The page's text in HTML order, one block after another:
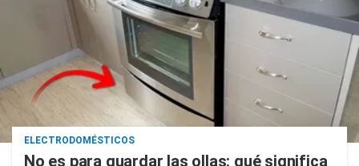
ELECTRODOMÉSTICOS
No es para guardar las ollas: qué significa